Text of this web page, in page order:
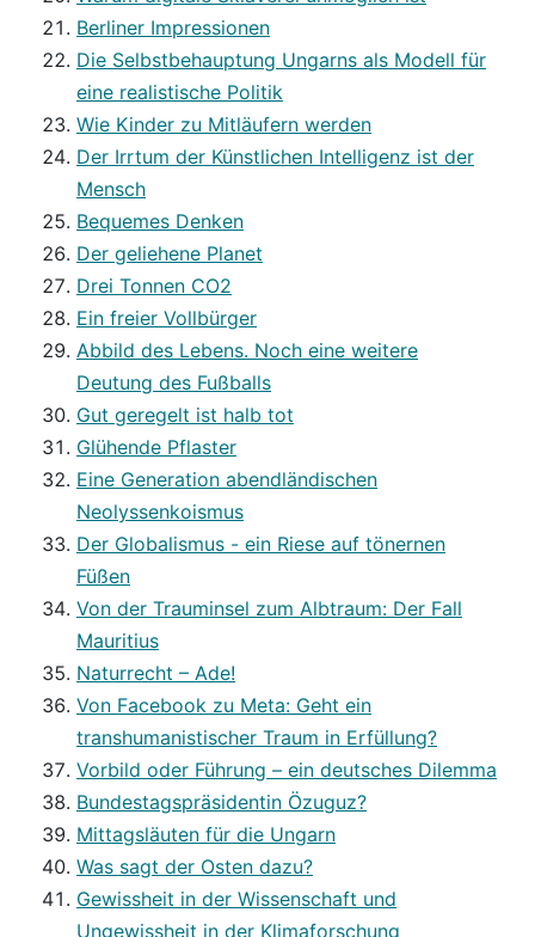
Berliner Impressionen
Die Selbstbehauptung Ungarns als Modell für
eine realistische Politik
Wie Kinder zu Mitläufern werden
Der Irrtum der Künstlichen Intelligenz ist der
Mensch
Bequemes Denken
Der geliehene Planet
Drei Tonnen CO2
Ein freier Vollbürger
Abbild des Lebens. Noch eine weitere
Deutung des Fußballs
Gut geregelt ist halb tot
Glühende Pflaster
Eine Generation abendländischen
Neolyssenkoismus
Der Globalismus - ein Riese auf tönernen
Füßen
Von der Trauminsel zum Albtraum: Der Fall
Mauritius
Naturrecht – Ade!
Von Facebook zu Meta: Geht ein
transhumanistischer Traum in Erfüllung?
Vorbild oder Führung – ein deutsches Dilemma
Bundestagspräsidentin Özuguz?
Mittagsläuten für die Ungarn
Was sagt der Osten dazu?
Gewissheit in der Wissenschaft und
Ungewissheit in der Klimaforschung